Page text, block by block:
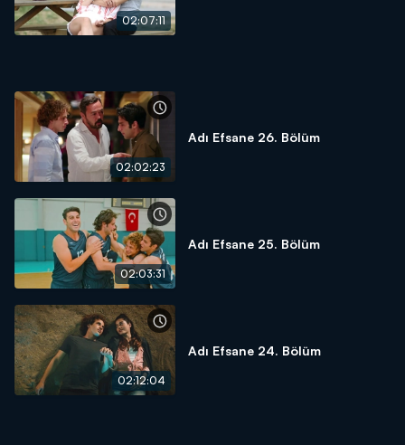
02:07:11
02:02:23
Adı Efsane 26. Bölüm
02:03:31
Adı Efsane 25. Bölüm
02:12:04
Adı Efsane 24. Bölüm